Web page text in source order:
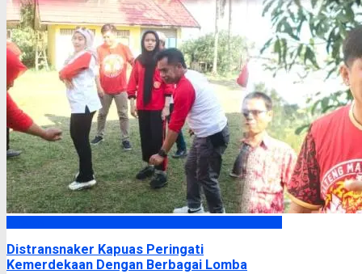
Distransnaker Kapuas Peringati
Kemerdekaan Dengan Berbagai Lomba